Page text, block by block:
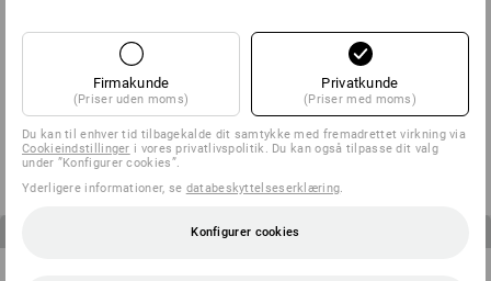
HERRESÆT: bukser med linning
+ shorts e.s.motion
fra 1.047,50 kr.
(med moms)
BØRNESÆT: Bukser + Shorts
e.s.motion
fra 497,50 kr.
(med moms)
Firmakunde
(Priser uden moms)
Privatkunde
(Priser med moms)
Du kan til enhver tid tilbagekalde dit samtykke med fremadrettet virkning via
Cookieindstillinger i vores privatlivspolitik. Du kan også tilpasse dit valg
under ”Konfigurer cookies”.
Yderligere informationer, se databeskyttelseserklæring
Konfigurer cookies